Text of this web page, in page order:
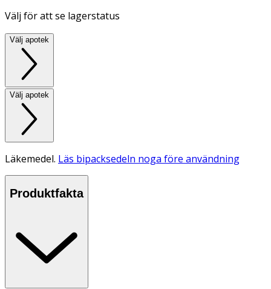
Välj för att se lagerstatus
Välj apotek
Välj apotek
Läkemedel. Läs bipacksedeln noga före användning
Produktfakta